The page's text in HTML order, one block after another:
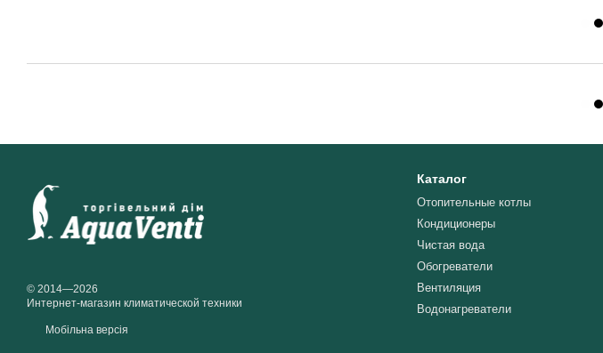
© 2014—2026
Интернет-магазин климатической техники
Мобільна версія
Каталог
Отопительные котлы
Кондиционеры
Чистая вода
Обогреватели
Вентиляция
Водонагреватели